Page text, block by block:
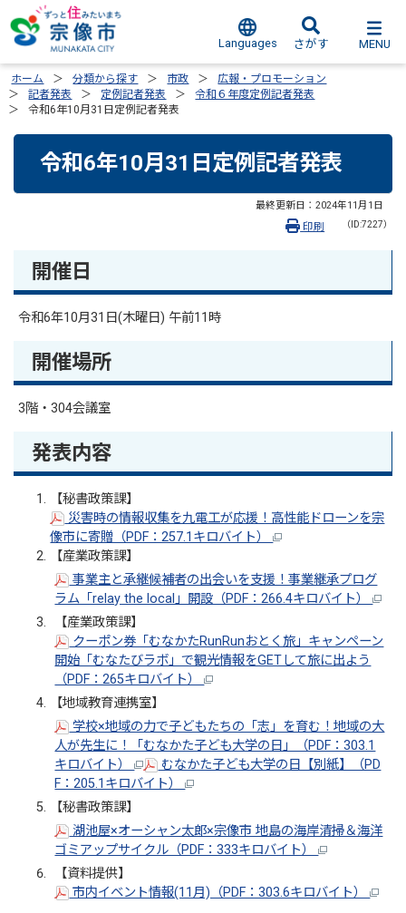
Languages さがす MENU
ホーム 分類から探す 市政
広報・プロモーション
記者発表
定例記者発表
令和６年度定例記者発表
令和6年10月31日定例記者発表
令和6年10月31日定例記者発表
最終更新日： 2024年11月1日
（ID:7227）
印刷
開催日
令和6年10月31日(木曜日) 午前11時
開催場所
3階・304会議室
発表内容
【秘書政策課】
災害時の情報収集を九電工が応援！高性能ドローンを宗
像市に寄贈（PDF：257.1キロバイト）
【産業政策課】
事業主と承継候補者の出会いを支援！事業継承プログ
ラム「relay the local」開設（PDF：266.4キロバイト）
【産業政策課】
クーポン券「むなかたRunRunおとく旅」キャンペーン
開始「むなたびラボ」で観光情報をGETして旅に出よう
（PDF：265キロバイト）
【地域教育連携室】
学校×地域の力で子どもたちの「志」を育む！地域の大
人が先生に！「むなかた子ども大学の日」（PDF：303.1
キロバイト）
むなかた子ども大学の日【別紙】（PD
F：205.1キロバイト）
【秘書政策課】
湖池屋×オーシャン太郎×宗像市 地島の海岸清掃＆海洋
ゴミアップサイクル（PDF：333キロバイト）
【資料提供】
市内イベント情報(11月)（PDF：303.6キロバイト）